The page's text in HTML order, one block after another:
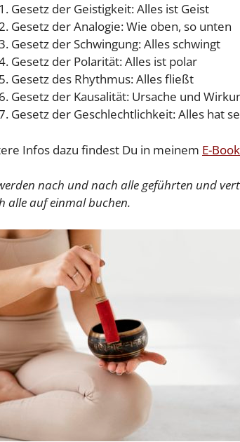
Gesetz der Geistigkeit: Alles ist Geist
Gesetz der Analogie: Wie oben, so unten
Gesetz der Schwingung: Alles schwingt
Gesetz der Polarität: Alles ist polar
Gesetz des Rhythmus: Alles fließt
Gesetz der Kausalität: Ursache und
Gesetz der Geschlechtlichkeit: Alles hat
Infos dazu findest Du in meinem E-
nach und nach alle geführten und
alle auf einmal buchen.